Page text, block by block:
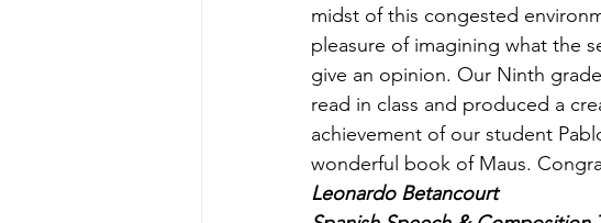
midst of this congested
pleasure of imagining what the
give an opinion. Our Ninth
read in class and produced a
achievement of our student
wonderful book of Maus.
Leonardo Betancourt